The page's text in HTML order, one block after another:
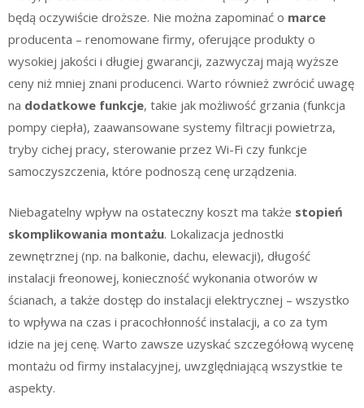
będą oczywiście droższe. Nie można zapominać o marce
producenta – renomowane firmy, oferujące produkty o
wysokiej jakości i długiej gwarancji, zazwyczaj mają wyższe
ceny niż mniej znani producenci. Warto również zwrócić uwagę
na dodatkowe funkcje, takie jak możliwość grzania (funkcja
pompy ciepła), zaawansowane systemy filtracji powietrza,
tryby cichej pracy, sterowanie przez Wi-Fi czy funkcje
samoczyszczenia, które podnoszą cenę urządzenia.
Niebagatelny wpływ na ostateczny koszt ma także stopień
skomplikowania montażu. Lokalizacja jednostki
zewnętrznej (np. na balkonie, dachu, elewacji), długość
instalacji freonowej, konieczność wykonania otworów w
ścianach, a także dostęp do instalacji elektrycznej – wszystko
to wpływa na czas i pracochłonność instalacji, a co za tym
idzie na jej cenę. Warto zawsze uzyskać szczegółową wycenę
montażu od firmy instalacyjnej, uwzględniającą wszystkie te
aspekty.